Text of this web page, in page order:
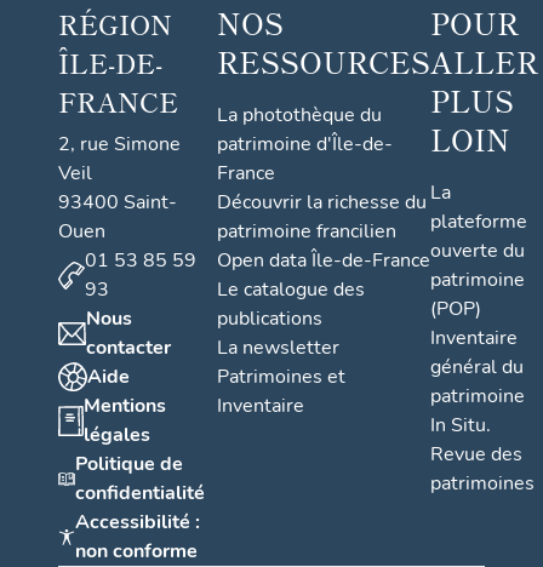
RÉGION
ÎLE-DE-
FRANCE
2, rue Simone
Veil
93400 Saint-
Ouen
01 53 85 59
93
Nous
contacter
Aide
Mentions
légales
Politique de
confidentialité
Accessibilité :
non conforme
NOS
RESSOURCES
La photothèque du
patrimoine d'Île-de-
France
Découvrir la richesse du
patrimoine francilien
Open data Île-de-France
Le catalogue des
publications
La newsletter
Patrimoines et
Inventaire
POUR
ALLER
PLUS
LOIN
La
plateforme
ouverte du
patrimoine
(POP)
Inventaire
général du
patrimoine
In Situ.
Revue des
patrimoines